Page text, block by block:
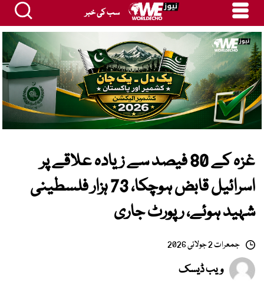
سب کی خبر
غزہ کے 80 فیصد سے زیادہ علاقے پر
اسرائیل قابض ہوچکا، 73 ہزار فلسطینی
شہید ہوئے، رپورٹ جاری
جمعرات 2 جولائی 2026
ویب ڈیسک